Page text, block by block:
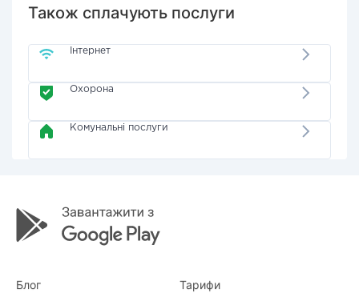
Також сплачують послуги
Інтернет
Охорона
Комунальні послуги
Блог Тарифи